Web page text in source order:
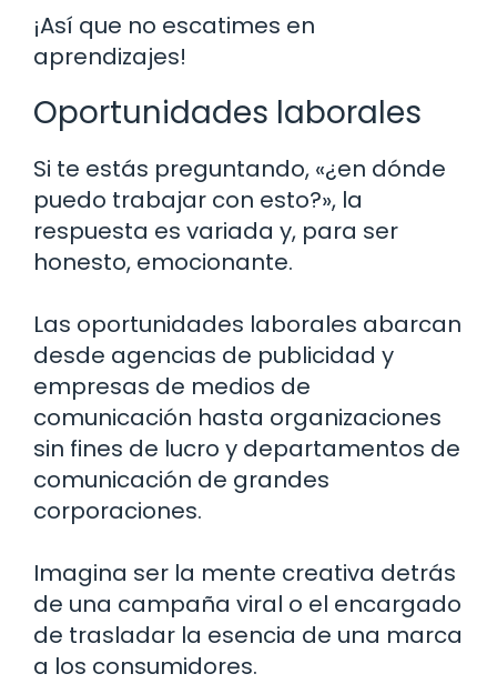
¡Así que no escatimes en
aprendizajes!
Oportunidades laborales
Si te estás preguntando, «¿en dónde
puedo trabajar con esto?», la
respuesta es variada y, para ser
honesto, emocionante.
Las oportunidades laborales abarcan
desde agencias de publicidad y
empresas de medios de
comunicación hasta organizaciones
sin fines de lucro y departamentos de
comunicación de grandes
corporaciones.
Imagina ser la mente creativa detrás
de una campaña viral o el encargado
de trasladar la esencia de una marca
a los consumidores.